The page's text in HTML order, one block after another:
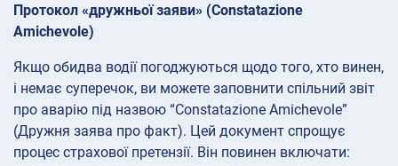
Протокол «дружньої заяви» (Constatazione
Amichevole)
Якщо обидва водії погоджуються щодо того, хто винен,
і немає суперечок, ви можете заповнити спільний звіт
про аварію під назвою “Constatazione Amichevole”
(Дружня заява про факт). Цей документ спрощує
процес страхової претензії. Він повинен включати: